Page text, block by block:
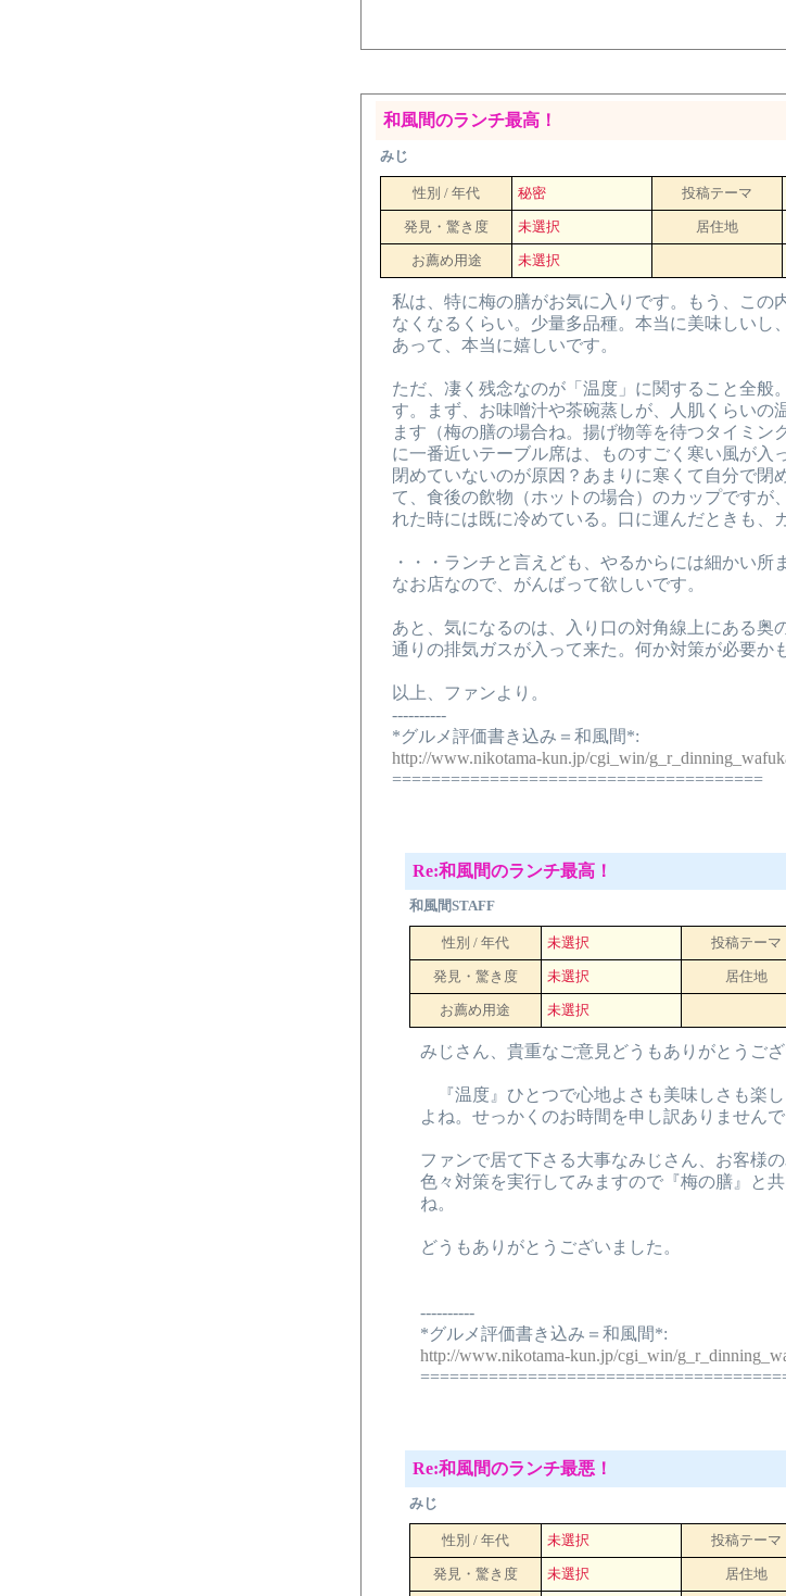
和風間のランチ最高！
みじ
性別 / 年代 秘密 投稿テーマ
発見・驚き度 未選択 居住地
お薦め用途 未選択
私は、特に梅の膳がお気に入りです。もう、この
なくなるくらい。少量多品種。本当に美味しいし
あって、本当に嬉しいです。
ただ、凄く残念なのが「温度」に関すること全般
す。まず、お味噌汁や茶碗蒸しが、人肌くらいの
ます（梅の膳の場合ね。揚げ物等を待つタイミン
に一番近いテーブル席は、ものすごく寒い風が入
閉めていないのが原因？あまりに寒くて自分で閉
て、食後の飲物（ホットの場合）のカップですが
れた時には既に冷めている。口に運んだときも、
・・・ランチと言えども、やるからには細かい所
なお店なので、がんばって欲しいです。
あと、気になるのは、入り口の対角線上にある奥
通りの排気ガスが入って来た。何か対策が必要かも
以上、ファンより。
----------
*グルメ評価書き込み＝和風間*:
http://www.nikotama-kun.jp/cgi_win/
======================================
Re:和風間のランチ最高！
和風間STAFF
性別 / 年代 未選択 投稿テーマ
発見・驚き度 未選択 居住地
お薦め用途 未選択
みじさん、貴重なご意見どうもありがとうござ
『温度』ひとつで心地よさも美味しさも楽
よね。せっかくのお時間を申し訳ありませんで
ファンで居て下さる大事なみじさん、お客様
色々対策を実行してみますので『梅の膳』と
ね。
どうもありがとうございました。
----------
*グルメ評価書き込み＝和風間*:
http://www.nikotama-kun.jp/cgi_win/
Re:和風間のランチ最悪！
みじ
性別 / 年代 未選択 投稿テーマ
発見・驚き度 未選択 居住地